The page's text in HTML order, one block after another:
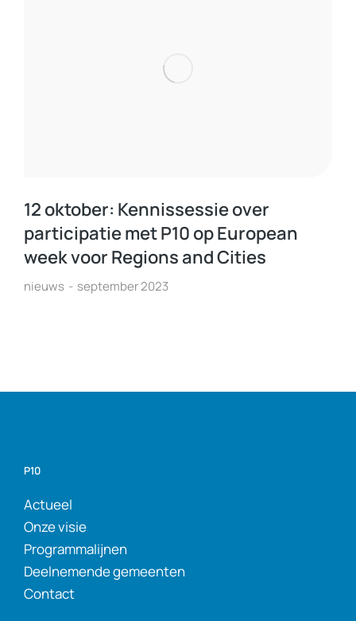
12 oktober: Kennissessie over
participatie met P10 op European
week voor Regions and Cities
nieuws september 2023
P10
Actueel
Onze visie
Programmalijnen
Deelnemende gemeenten
Contact